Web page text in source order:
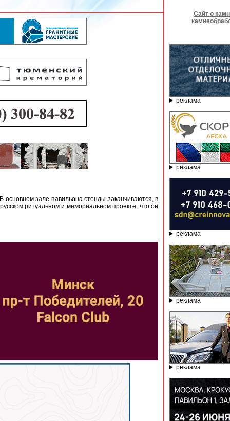
зале павильона стенды заканчиваются, в
ритуальном и мемориальном проекте, что он
Сайт о
реклама
реклама
реклама
реклама
реклама